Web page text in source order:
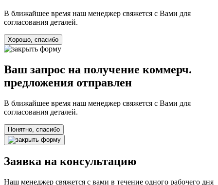
В ближайшее время наш менеджер свяжется с Вами для
согласования деталей.
Хорошо, спасибо
Ваш запрос на получение коммерч.
предложения отправлен
В ближайшее время наш менеджер свяжется с Вами для
согласования деталей.
Понятно, спасибо
Заявка на консультацию
Наш менеджер свяжется с вами в течение одного рабочего дня